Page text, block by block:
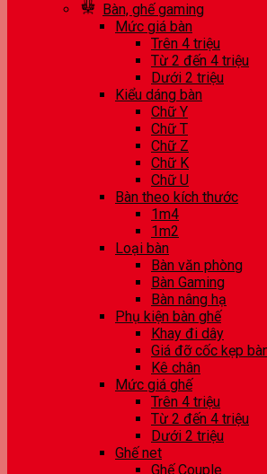
Bàn, ghế gaming
Mức giá bàn
Trên 4 triệu
Từ 2 đến 4 triệu
Dưới 2 triệu
Kiểu dáng bàn
Chữ Y
Chữ T
Chữ Z
Chữ K
Chữ U
Bàn theo kích thước
1m4
1m2
Loại bàn
Bàn văn phòng
Bàn Gaming
Bàn nâng hạ
Phụ kiện bàn ghế
Khay đi dây
Giá đỡ cốc kẹp
Kê chân
Mức giá ghế
Trên 4 triệu
Từ 2 đến 4 triệu
Dưới 2 triệu
Ghế net
Ghế Couple